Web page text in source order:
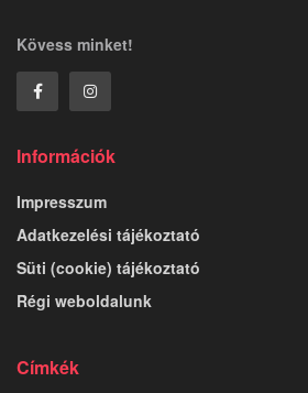
Kövess minket!
Információk
Impresszum
Adatkezelési tájékoztató
Süti (cookie) tájékoztató
Régi weboldalunk
Címkék